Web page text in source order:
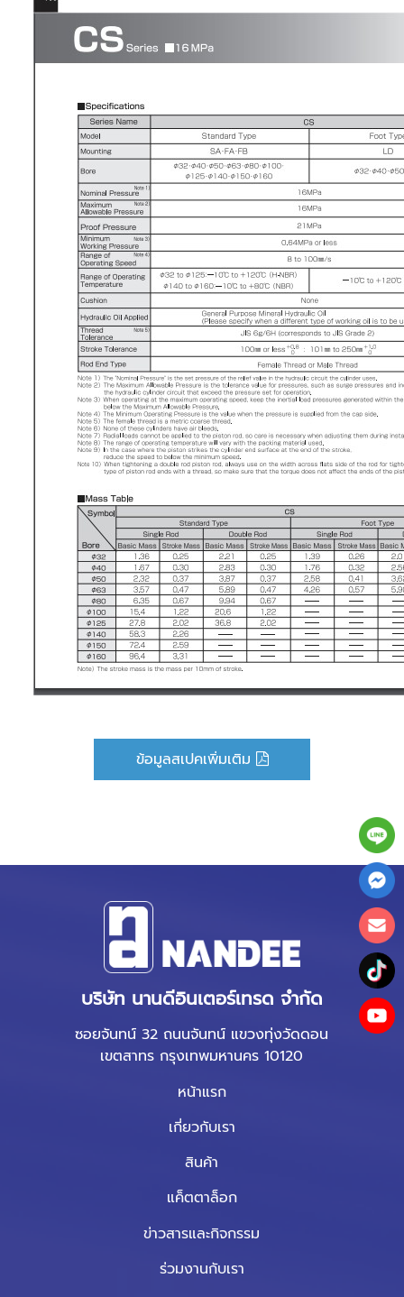
ข้อมูลสเปคเพิ่มเติม
บริษัท นานดีอินเตอร์เทรด จำกัด
ซอยจันทน์ 32 ถนนจันทน์ แขวงทุ่งวัดดอน
เขตสาทร กรุงเทพมหานคร 10120
หน้าแรก
เกี่ยวกับเรา
สินค้า
แค็ตตาล็อก
ข่าวสารและกิจกรรม
ร่วมงานกับเรา